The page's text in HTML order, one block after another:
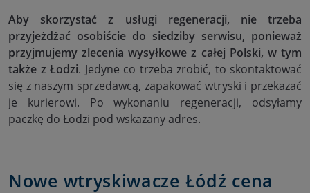
Aby skorzystać z usługi regeneracji, nie trzeba
przyjeżdżać osobiście do siedziby serwisu, ponieważ
przyjmujemy zlecenia wysyłkowe z całej Polski, w tym
także z Łodzi. Jedyne co trzeba zrobić, to skontaktować
się z naszym sprzedawcą, zapakować wtryski i przekazać
je kurierowi. Po wykonaniu regeneracji, odsyłamy
paczkę do Łodzi pod wskazany adres.
Nowe wtryskiwacze Łódź cena